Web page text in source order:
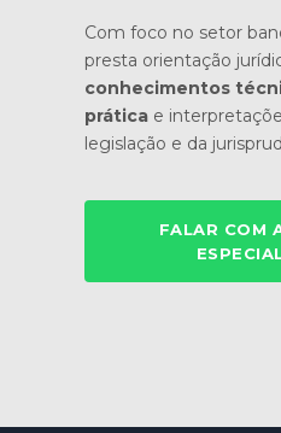
Com foco no setor
presta orientação
conhecimentos
prática e
legislação e da
FALAR COM